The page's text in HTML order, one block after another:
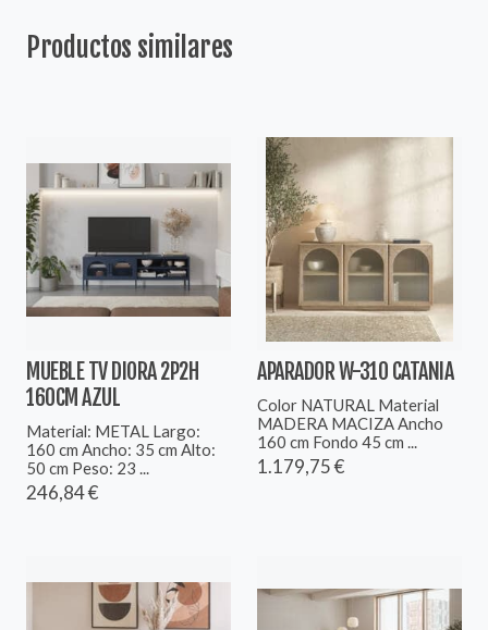
Productos similares
MUEBLE TV DIORA 2P2H
160CM AZUL
Material: METAL Largo:
160 cm Ancho: 35 cm Alto:
50 cm Peso: 23 ...
246,84 €
APARADOR W-310 CATANIA
Color NATURAL Material
MADERA MACIZA Ancho
160 cm Fondo 45 cm ...
1.179,75 €